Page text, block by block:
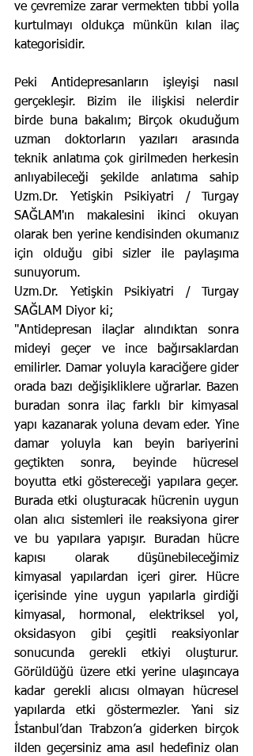
ve çevremize zarar vermekten tıbbi yolla
kurtulmayı oldukça münkün kılan ilaç
kategorisidir.
Peki Antidepresanların işleyişi nasıl
gerçekleşir. Bizim ile ilişkisi nelerdir
birde buna bakalım; Birçok okuduğum
uzman doktorların yazıları arasında
teknik anlatıma çok girilmeden herkesin
anlıyabileceği şekilde anlatıma sahip
Uzm.Dr. Yetişkin Psikiyatri / Turgay
SAĞLAM'ın makalesini ikinci okuyan
olarak ben yerine kendisinden okumanız
için olduğu gibi sizler ile paylaşıma
sunuyorum.
Uzm.Dr. Yetişkin Psikiyatri / Turgay
SAĞLAM Diyor ki;
"Antidepresan ilaçlar alındıktan sonra
mideyi geçer ve ince bağırsaklardan
emilirler. Damar yoluyla karaciğere gider
orada bazı değişikliklere uğrarlar. Bazen
buradan sonra ilaç farklı bir kimyasal
yapı kazanarak yoluna devam eder. Yine
damar yoluyla kan beyin bariyerini
geçtikten sonra, beyinde hücresel
boyutta etki göstereceği yapılara geçer.
Burada etki oluşturacak hücrenin uygun
olan alıcı sistemleri ile reaksiyona girer
ve bu yapılara yapışır. Buradan hücre
kapısı olarak düşünebileceğimiz
kimyasal yapılardan içeri girer. Hücre
içerisinde yine uygun yapılarla girdiği
kimyasal, hormonal, elektriksel yol,
oksidasyon gibi çeşitli reaksiyonlar
sonucunda gerekli etkiyi oluşturur.
Görüldüğü üzere etki yerine ulaşıncaya
kadar gerekli alıcısı olmayan hücresel
yapılarda etki göstermezler. Yani siz
İstanbul’dan Trabzon’a giderken birçok
ilden geçersiniz ama asıl hedefiniz olan